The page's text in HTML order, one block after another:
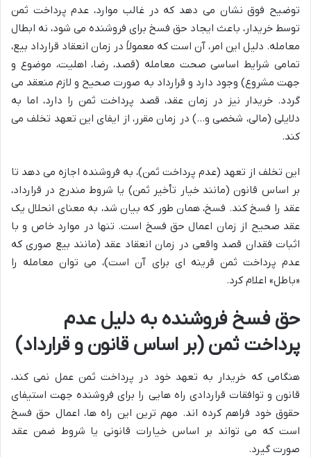
توضیح فوق نشان می دهد که در غالب موارد، عدم پرداخت ثمن
توسط خریدار، باعث ایجاد حق فسخ برای فروشنده می شود، نه ابطال
معامله. دلیل این امر، آن است که معمولاً در زمان انعقاد قرارداد بیع،
تمامی شرایط اساسی صحت معامله (قصد، رضا، اهلیت، موضوع و
جهت مشروع) وجود دارد و قرارداد به صورت صحیح و لازم منعقد می
گردد. خریدار نیز در زمان عقد، قصد پرداخت ثمن را دارد، اما به
دلایلی (مالی، شخصی و…) در زمان مقرر، از ایفای این تعهد تخلف می
کند.
این تخلف از تعهد (عدم پرداخت ثمن)، به فروشنده اجازه می دهد تا
بر اساس قانون (مانند خیار تأخیر ثمن) یا شروط مندرج در قرارداد،
عقد را فسخ کند. فسخ، همان طور که بیان شد، به معنای انحلال یک
عقد صحیح از زمان اعمال حق فسخ است. تنها در موارد خاص و با
اثبات فقدان قصد واقعی در زمان انعقاد عقد (مانند بیع صوری که
عدم پرداخت ثمن قرینه ای برای آن است)، می توان معامله را
«باطل» اعلام کرد.
حق فسخ فروشنده به دلیل عدم
پرداخت ثمن (بر اساس قانون و قرارداد)
هنگامی که خریدار به تعهد خود در پرداخت ثمن عمل نمی کند،
قانون و توافقات قراردادی راه هایی را برای فروشنده جهت استیفای
حقوق خود فراهم کرده اند. مهم ترین این راه ها، اعمال حق فسخ
است که می تواند بر اساس خیارات قانونی یا شروط ضمن عقد
صورت گیرد.